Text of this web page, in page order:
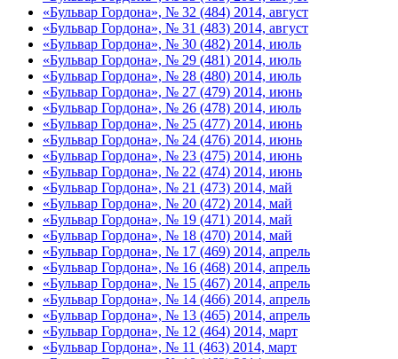
«Бульвар Гордона», № 32 (484) 2014, август
«Бульвар Гордона», № 31 (483) 2014, август
«Бульвар Гордона», № 30 (482) 2014, июль
«Бульвар Гордона», № 29 (481) 2014, июль
«Бульвар Гордона», № 28 (480) 2014, июль
«Бульвар Гордона», № 27 (479) 2014, июнь
«Бульвар Гордона», № 26 (478) 2014, июль
«Бульвар Гордона», № 25 (477) 2014, июнь
«Бульвар Гордона», № 24 (476) 2014, июнь
«Бульвар Гордона», № 23 (475) 2014, июнь
«Бульвар Гордона», № 22 (474) 2014, июнь
«Бульвар Гордона», № 21 (473) 2014, май
«Бульвар Гордона», № 20 (472) 2014, май
«Бульвар Гордона», № 19 (471) 2014, май
«Бульвар Гордона», № 18 (470) 2014, май
«Бульвар Гордона», № 17 (469) 2014, апрель
«Бульвар Гордона», № 16 (468) 2014, апрель
«Бульвар Гордона», № 15 (467) 2014, апрель
«Бульвар Гордона», № 14 (466) 2014, апрель
«Бульвар Гордона», № 13 (465) 2014, апрель
«Бульвар Гордона», № 12 (464) 2014, март
«Бульвар Гордона», № 11 (463) 2014, март